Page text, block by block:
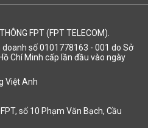
FPT (FPT TELECOM).
số 0101778163 - 001 do Sở
Chí Minh cấp lần đầu vào ngày
Việt Anh
số 10 Phạm Văn Bạch, Cầu